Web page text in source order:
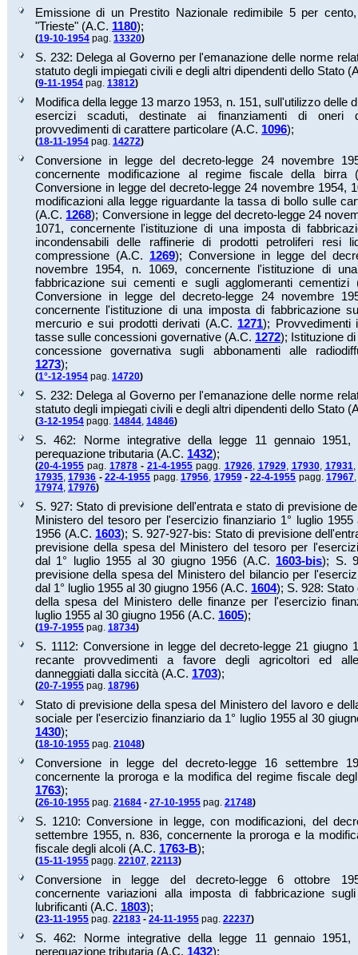
Emissione di un Prestito Nazionale redimibile 5 per cento,
"Trieste" (A.C. 1180);
(19-10-1954 pag. 13320)
S. 232: Delega al Governo per l'emanazione delle norme
statuto degli impiegati civili e degli altri dipendenti dello Stato
(9-11-1954 pag. 13812)
Modifica della legge 13 marzo 1953, n. 151, sull'utilizzo delle
esercizi scaduti, destinate ai finanziamenti di oneri
provvedimenti di carattere particolare (A.C. 1096);
(18-11-1954 pag. 14272)
Conversione in legge del decreto-legge 24 novembre
concernente modificazione al regime fiscale della
Conversione in legge del decreto-legge 24 novembre 1954,
modificazioni alla legge riguardante la tassa di bollo sulle
(A.C. 1268); Conversione in legge del decreto-legge 24
1071, concernente l'istituzione di una imposta di
incondensabili delle raffinerie di prodotti petroliferi resi
compressione (A.C. 1269); Conversione in legge del
novembre 1954, n. 1069, concernente l'istituzione di
fabbricazione sui cementi e sugli agglomeranti
Conversione in legge del decreto-legge 24 novembre
concernente l'istituzione di una imposta di fabbricazione
mercurio e sui prodotti derivati (A.C. 1271); Provvedimenti
tasse sulle concessioni governative (A.C. 1272); Istituzione
concessione governativa sugli abbonamenti alle
1273);
(1°-12-1954 pag. 14720)
S. 232: Delega al Governo per l'emanazione delle norme
statuto degli impiegati civili e degli altri dipendenti dello Stato
(3-12-1954 pagg. 14844 14846)
S. 462: Norme integrative della legge 11 gennaio
perequazione tributaria (A.C. 1432);
(20-4-1955 pag.17878 -21-4-1955 pagg. 17926, 17929, 17930, 17931
17935 ,17936 -22-4-1955 pagg.17956 17959-22-4-1955 pagg.17967
17974 17976)
S. 927: Stato di previsione dell'entrata e stato di previsione
Ministero del tesoro per l'esercizio finanziario 1° luglio 1955
1956 (A.C. 1603); S. 927-927-bis: Stato di previsione
previsione della spesa del Ministero del tesoro per
dal 1° luglio 1955 al 30 giugno 1956 (A.C. 1603-bis); S.
previsione della spesa del Ministero del bilancio per
dal 1° luglio 1955 al 30 giugno 1956 (A.C. 1604); S. 928:
della spesa del Ministero delle finanze per l'esercizio
luglio 1955 al 30 giugno 1956 (A.C. 1605);
(19-7-1955 pag. 18734)
S. 1112: Conversione in legge del decreto-legge 21 giugno
recante provvedimenti a favore degli agricoltori ed
danneggiati dalla siccità (A.C. 1703);
(20-7-1955 pag. 18796)
Stato di previsione della spesa del Ministero del lavoro e
sociale per l'esercizio finanziario da 1° luglio 1955 al 30
1430);
(18-10-1955 pag. 21048)
Conversione in legge del decreto-legge 16 settembre
concernente la proroga e la modifica del regime fiscale
1763);
(26-10-1955 pag. 21684 - 27-10-1955 pag. 21748)
S. 1210: Conversione in legge, con modificazioni, del
settembre 1955, n. 836, concernente la proroga e la
fiscale degli alcoli (A.C. 1763-B);
(15-11-1955 pagg. 22107 22113)
Conversione in legge del decreto-legge 6 ottobre
concernente variazioni alla imposta di fabbricazione
lubrificanti (A.C. 1803);
(23-11-1955 pag. 22183 - 24-11-1955 pag. 22237)
S. 462: Norme integrative della legge 11 gennaio
perequazione tributaria (A.C. 1432);